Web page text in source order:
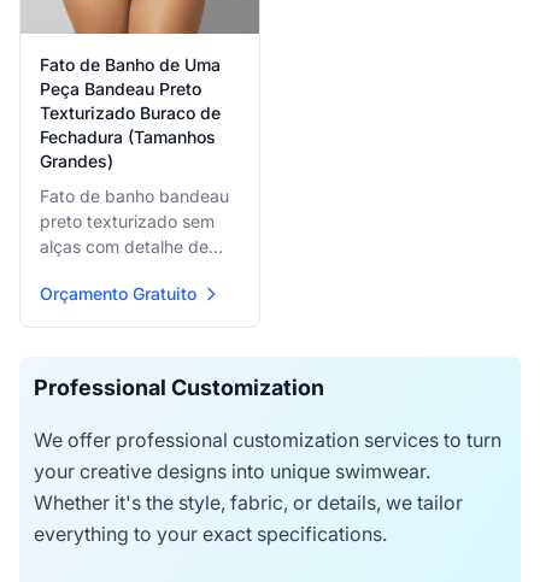
Fato de Banho de Uma
Peça Bandeau Preto
Texturizado Buraco de
Fechadura (Tamanhos
Grandes)
Fato de banho bandeau
preto texturizado sem
alças com detalhe de
buraco de fechadura e
fecho de fivela metálica
suporte de tamanhos
confiante e conforto.
Orçamento Gratuito
Professional Customization
We offer professional customization services to turn
your creative designs into unique swimwear.
Whether it's the style, fabric, or details, we tailor
everything to your exact specifications.